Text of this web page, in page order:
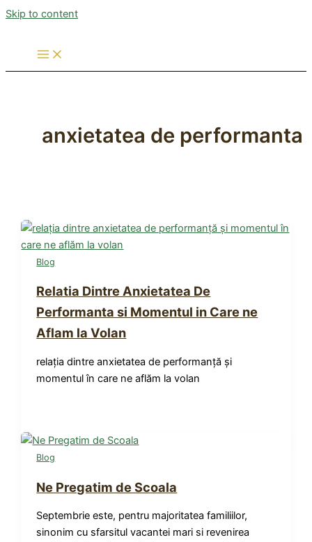
Skip to content
anxietatea de performanta
Blog
Relatia Dintre Anxietatea De
Performanta si Momentul in Care ne
Aflam la Volan
relația dintre anxietatea de performanță și
momentul în care ne aflăm la volan
Blog
Ne Pregatim de Scoala
Septembrie este, pentru majoritatea familiilor,
sinonim cu sfarsitul vacantei mari si revenirea